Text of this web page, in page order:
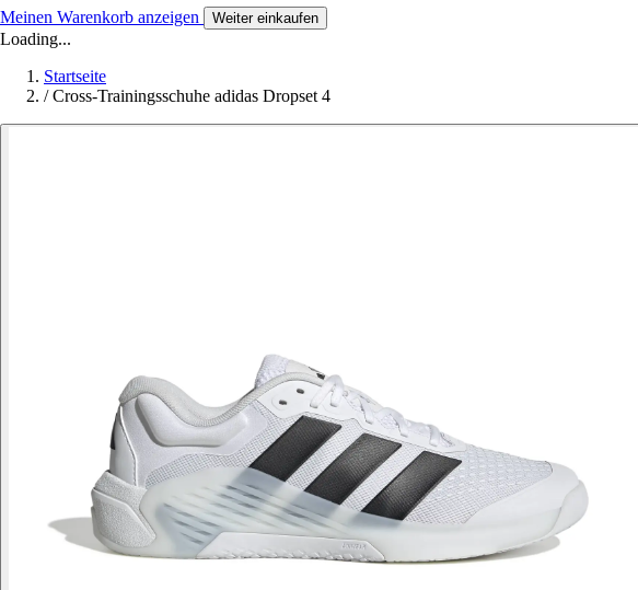
Meinen Warenkorb anzeigen Weiter einkaufen
Loading...
Startseite
/ Cross-Trainingsschuhe adidas Dropset 4